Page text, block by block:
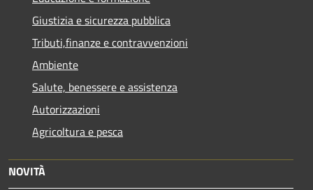
Giustizia e sicurezza pubblica
Tributi,finanze e contravvenzioni
Ambiente
Salute, benessere e assistenza
Autorizzazioni
Agricoltura e pesca
NOVITÀ